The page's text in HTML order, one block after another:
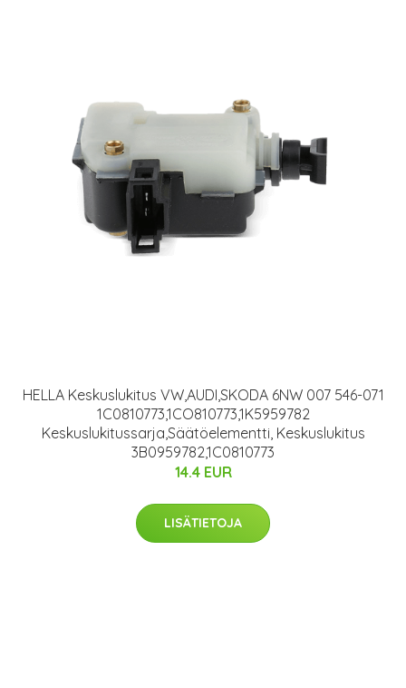
HELLA Keskuslukitus VW,AUDI,SKODA 6NW 007 546-071
1C0810773,1CO810773,1K5959782
Keskuslukitussarja,Säätöelementti, Keskuslukitus
3B0959782,1C0810773
14.4 EUR
LISÄTIETOJA